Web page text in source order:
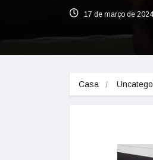
17 de março de 2024
Casa